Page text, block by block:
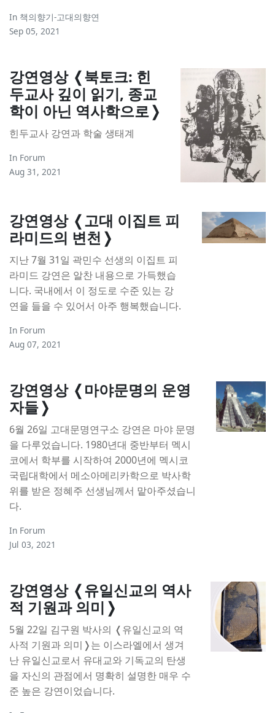
In 책의향기-고대의향연
Sep 05, 2021
강연영상 ❬북토크: 힌
두교사 깊이 읽기, 종교
학이 아닌 역사학으로❭
힌두교사 강연과 학술 생태계
In Forum
Aug 31, 2021
강연영상 ❬고대 이집트 피
라미드의 변천❭
지난 7월 31일 곽민수 선생의 이집트 피
라미드 강연은 알찬 내용으로 가득했습
니다. 국내에서 이 정도로 수준 있는 강
연을 들을 수 있어서 아주 행복했습니다.
In Forum
Aug 07, 2021
강연영상 ❬마야문명의 운영
자들❭
6월 26일 고대문명연구소 강연은 마야 문명
을 다루었습니다. 1980년대 중반부터 멕시
코에서 학부를 시작하여 2000년에 멕시코
국립대학에서 메소아메리카학으로 박사학
위를 받은 정혜주 선생님께서 맡아주셨습니
다.
In Forum
Jul 03, 2021
강연영상 ❬유일신교의 역사
적 기원과 의미❭
5월 22일 김구원 박사의 ❬유일신교의 역
사적 기원과 의미❭는 이스라엘에서 생겨
난 유일신교로서 유대교와 기독교의 탄생
을 자신의 관점에서 명확히 설명한 매우 수
준 높은 강연이었습니다.